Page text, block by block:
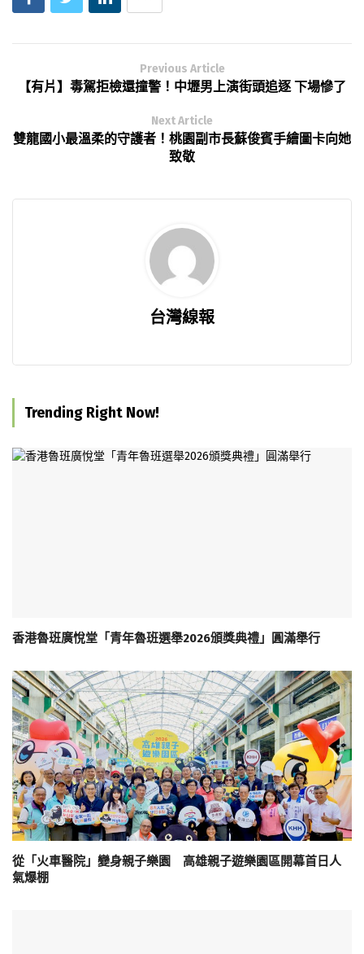
Previous Article
【有片】毒駕拒檢還撞警！中壢男上演街頭追逐 下場慘了
Next Article
雙龍國小最溫柔的守護者！桃園副市長蘇俊賓手繪圖卡向她
致敬
台灣線報
Trending Right Now!
香港魯班廣悅堂「青年魯班選舉2026頒獎典禮」圓滿舉行
從「火車醫院」變身親子樂園 高雄親子遊樂園區開幕首日人
氣爆棚